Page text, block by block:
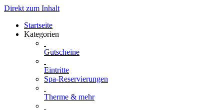
Direkt zum Inhalt
Startseite
Kategorien
Gutscheine
Eintritte
Spa-Reservierungen
Therme & mehr